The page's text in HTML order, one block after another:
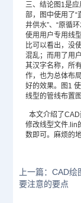
三、结论图1是
部，图中使用了“
井供水”、“原循
使用用户专用线
比可以看出，没
混乱；而用了用
其汉字名称，所
作，也为总体布
好的效果。图1
线型的管线布置图
本文介绍了
修改线型文件.lin
数即可。麻烦的
上一篇：CAD
要注意的要点